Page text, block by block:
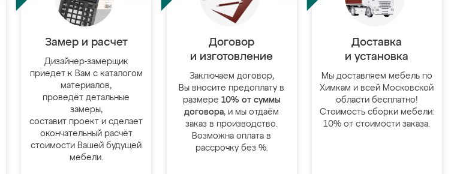
Замер и расчет
Дизайнер-замерщик
приедет к Вам с каталогом
материалов,
проведёт детальные
замеры,
составит проект и сделает
окончательный расчёт
стоимости Вашей будущей
мебели.
Договор
и изготовление
Заключаем договор,
Вы вносите предоплату в
размере 10% от суммы
договора, и мы отдаём
заказ в производство.
Возможна оплата в
рассрочку без %.
Доставка
и установка
Мы доставляем мебель по
Химкам и всей Московской
области бесплатно!
Стоимость сборки мебели:
10% от стоимости заказа.